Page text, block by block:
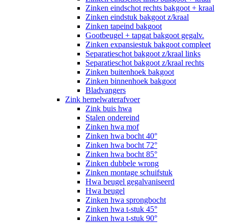
Zinken eindschot rechts bakgoot + kraal
Zinken eindstuk bakgoot z/kraal
Zinken tapeind bakgoot
Gootbeugel + tapgat bakgoot gegalv.
Zinken expansiestuk bakgoot compleet
Separatieschot bakgoot z/kraal links
Separatieschot bakgoot z/kraal rechts
Zinken buitenhoek bakgoot
Zinken binnenhoek bakgoot
Bladvangers
Zink hemelwaterafvoer
Zink buis hwa
Stalen ondereind
Zinken hwa mof
Zinken hwa bocht 40°
Zinken hwa bocht 72°
Zinken hwa bocht 85°
Zinken dubbele wrong
Zinken montage schuifstuk
Hwa beugel gegalvaniseerd
Hwa beugel
Zinken hwa sprongbocht
Zinken hwa t-stuk 45°
Zinken hwa t-stuk 90°